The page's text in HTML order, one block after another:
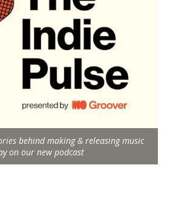
behind making & releasing music
on our new podcast